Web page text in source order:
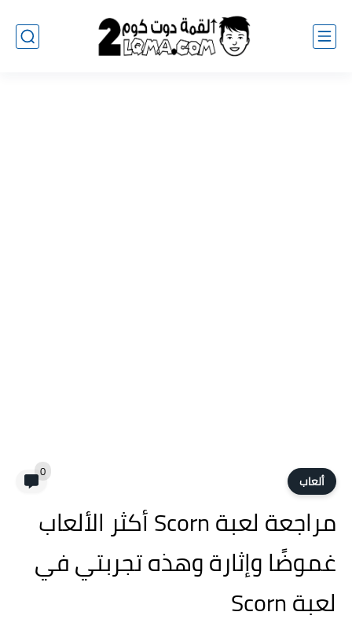
ألعاب 0
مراجعة لعبة Scorn أكثر الألعاب
غموضًا وإثارة وهذه تجربتي في
لعبة Scorn